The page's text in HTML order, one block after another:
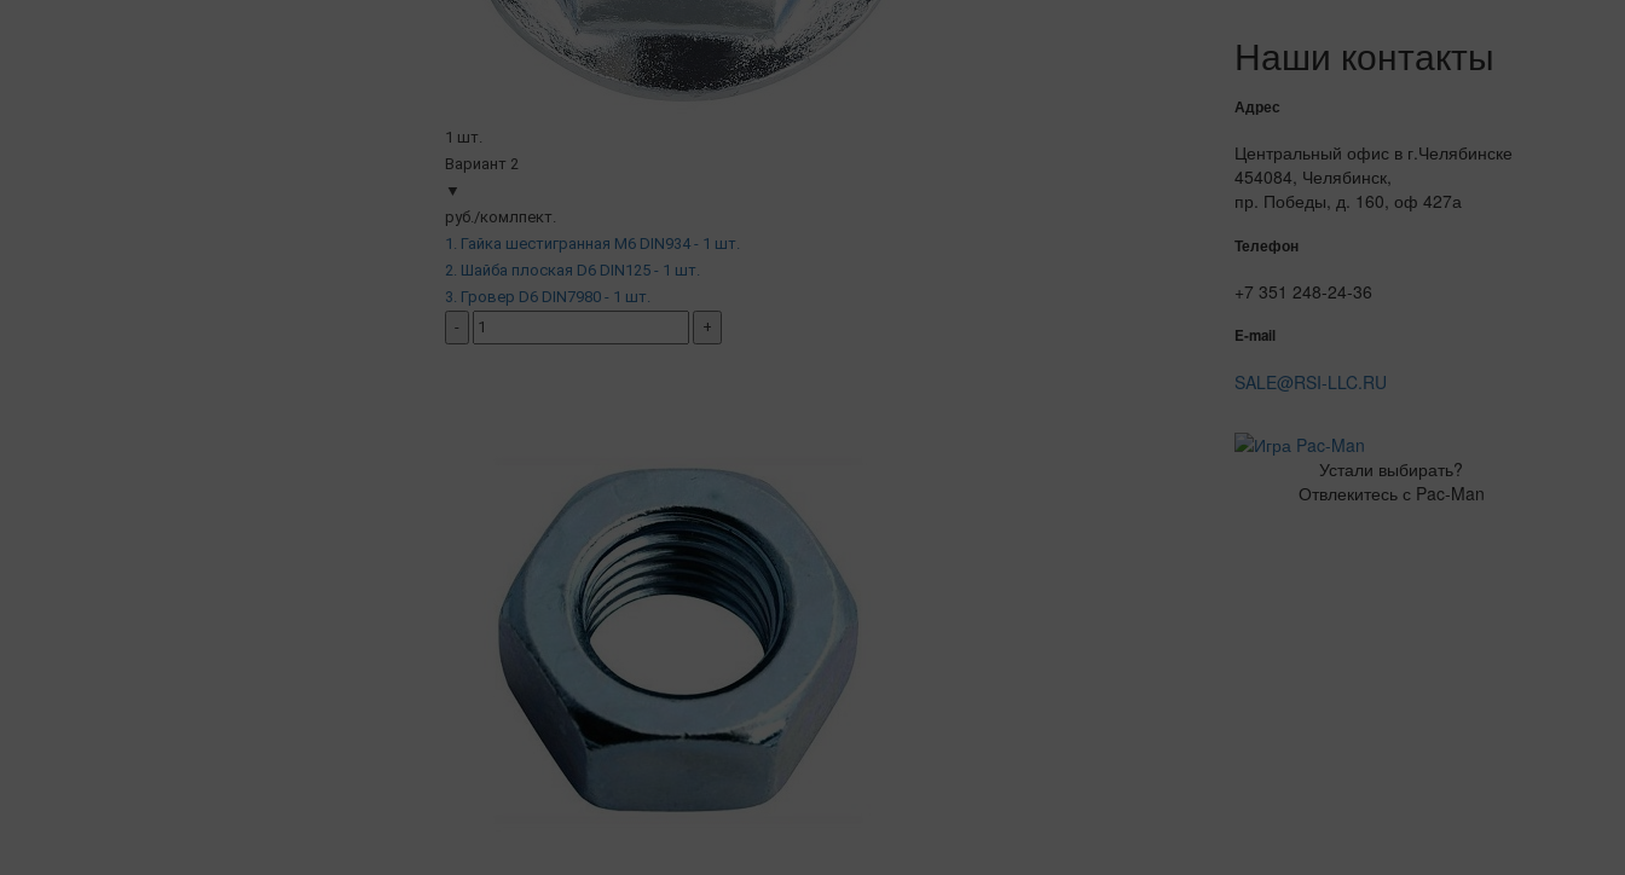
1 шт.
Вариант 2
▼
руб./комлпект.
1. Гайка шестигранная М6 DIN934 - 1 шт.
2. Шайба плоская D6 DIN125 - 1 шт.
3. Гровер D6 DIN7980 - 1 шт.
-
+
Наши контакты
Адрес
Центральный офис в г.Челябинске
454084, Челябинск,
пр. Победы, д. 160, оф 427а
Телефон
+7 351 248-24-36
E-mail
SALE@RSI-LLC.RU
Устали выбирать?
Отвлекитесь с Pac-Man